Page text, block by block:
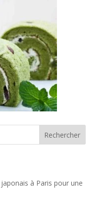
Rechercher
à Paris pour une